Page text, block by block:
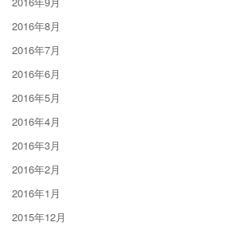
2016年8月
2016年7月
2016年6月
2016年5月
2016年4月
2016年3月
2016年2月
2016年1月
2015年12月